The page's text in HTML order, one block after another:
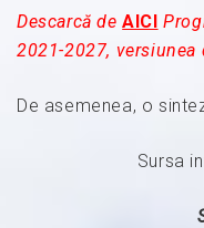
Descarcă deAICI
2021-2027,
De asemenea, o
Sursa